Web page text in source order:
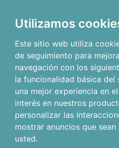
Utilizamos
Este sitio web utiliza
de seguimiento para
navegación con los
la funcionalidad básica del
una mejor experiencia en
interés en nuestros
personalizar las
mostrar anuncios que
usted.